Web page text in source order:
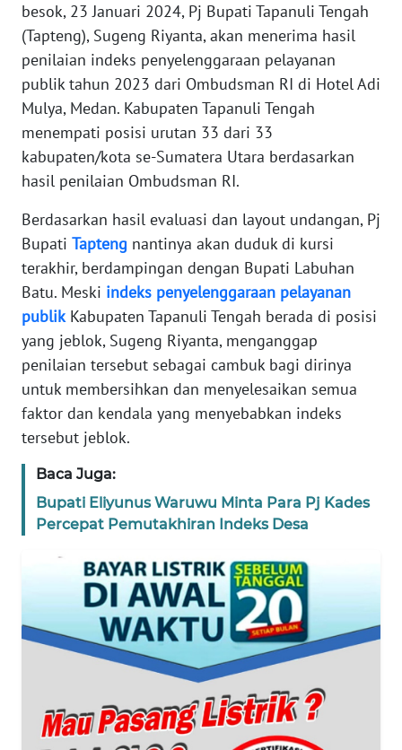
besok, 23 Januari 2024, Pj Bupati Tapanuli Tengah
(Tapteng), Sugeng Riyanta, akan menerima hasil
penilaian indeks penyelenggaraan pelayanan
publik tahun 2023 dari Ombudsman RI di Hotel Adi
Mulya, Medan. Kabupaten Tapanuli Tengah
menempati posisi urutan 33 dari 33
kabupaten/kota se-Sumatera Utara berdasarkan
hasil penilaian Ombudsman RI.
Berdasarkan hasil evaluasi dan layout undangan, Pj
Bupati Tapteng nantinya akan duduk di kursi
terakhir, berdampingan dengan Bupati Labuhan
Batu. Meski indeks penyelenggaraan pelayanan
publikKabupaten Tapanuli Tengah berada di posisi
yang jeblok, Sugeng Riyanta, menganggap
penilaian tersebut sebagai cambuk bagi dirinya
untuk membersihkan dan menyelesaikan semua
faktor dan kendala yang menyebabkan indeks
tersebut jeblok.
Baca Juga:
Bupati Eliyunus Waruwu Minta Para Pj Kades
Percepat Pemutakhiran Indeks Desa
REDAKSI
KARIR
DISCLAIMER
Wahana
News
Regional
WN
SUMUT
JAKARTA
WN
JABAR
WN
WN
NTT
WN
PAPUA
PAPUA
BARAT